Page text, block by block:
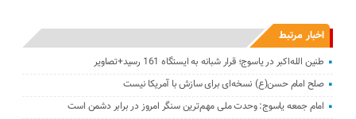
اخبار مرتبط
طنین الله‌اکبر در یاسوج؛ قرار شبانه به ایستگاه 161 رسید+تصاویر
صلح امام حسن(ع) نسخه‌ای برای سازش با آمریکا نیست
امام جمعه یاسوج: وحدت ملی مهم‌ترین سنگر امروز در برابر دشمن است